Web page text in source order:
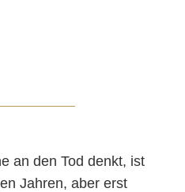
an den Tod denkt, ist
Jahren, aber erst